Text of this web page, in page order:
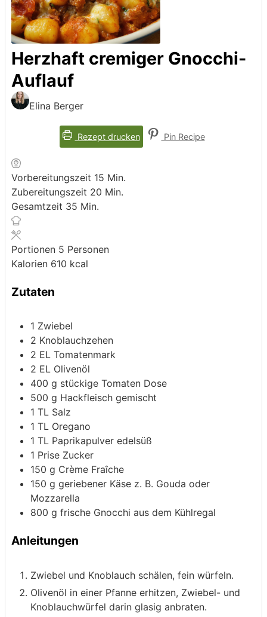
Herzhaft cremiger Gnocchi-
Auflauf
Elina Berger
Rezept drucken Pin Recipe
Vorbereitungszeit 15 Minuten
Min.
Zubereitungszeit 20 Minuten
Min.
Gesamtzeit 35 Minuten
Min.
Portionen 5 Personen
Kalorien 610 kcal
Zutaten
1 Zwiebel
2 Knoblauchzehen
2 EL Tomatenmark
2 EL Olivenöl
400 g stückige Tomaten Dose
500 g Hackfleisch gemischt
1 TL Salz
1 TL Oregano
1 TL Paprikapulver edelsüß
1 Prise Zucker
150 g Crème Fraîche
150 g geriebener Käse z. B. Gouda oder
Mozzarella
800 g frische Gnocchi aus dem Kühlregal
Anleitungen
Zwiebel und Knoblauch schälen, fein würfeln.
Olivenöl in einer Pfanne erhitzen, Zwiebel- und
Knoblauchwürfel darin glasig anbraten.